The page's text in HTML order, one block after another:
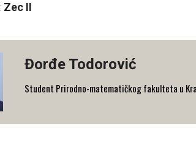
Zec II
Đorđe Todorović
Student Prirodno-matematičkog fakulteta u